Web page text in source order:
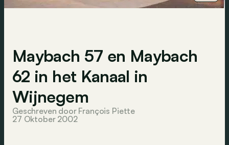
Maybach 57 en Maybach
62 in het Kanaal in
Wijnegem
Geschreven door François Piette
27 Oktober 2002